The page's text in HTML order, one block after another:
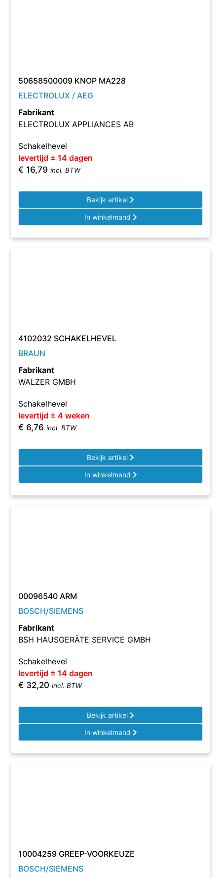
50658500009 KNOP MA228
ELECTROLUX / AEG
Fabrikant
ELECTROLUX APPLIANCES AB
Schakelhevel
levertijd ± 14 dagen
€ 16,79 incl. BTW
Bekijk artikel
In winkelmand
4102032 SCHAKELHEVEL
BRAUN
Fabrikant
WALZER GMBH
Schakelhevel
levertijd ± 4 weken
€ 6,76 incl. BTW
Bekijk artikel
In winkelmand
00096540 ARM
BOSCH/SIEMENS
Fabrikant
BSH HAUSGERÄTE SERVICE GMBH
Schakelhevel
levertijd ± 14 dagen
€ 32,20 incl. BTW
Bekijk artikel
In winkelmand
10004259 GREEP-VOORKEUZE
BOSCH/SIEMENS